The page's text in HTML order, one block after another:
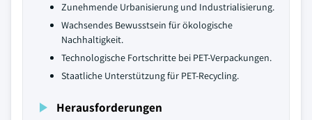
Zunehmende Urbanisierung und Industrialisierung.
Wachsendes Bewusstsein für ökologische
Nachhaltigkeit.
Technologische Fortschritte bei PET-Verpackungen.
Staatliche Unterstützung für PET-Recycling.
Herausforderungen